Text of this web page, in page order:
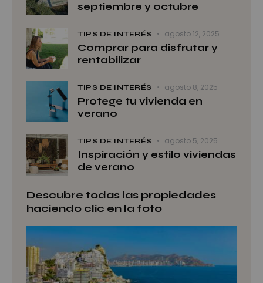
septiembre y octubre
TIPS DE INTERÉS agosto 12, 2025
Comprar para disfrutar y
rentabilizar
TIPS DE INTERÉS agosto 8, 2025
Protege tu vivienda en
verano
TIPS DE INTERÉS agosto 5, 2025
Inspiración y estilo viviendas
de verano
Descubre todas las propiedades
haciendo clic en la foto